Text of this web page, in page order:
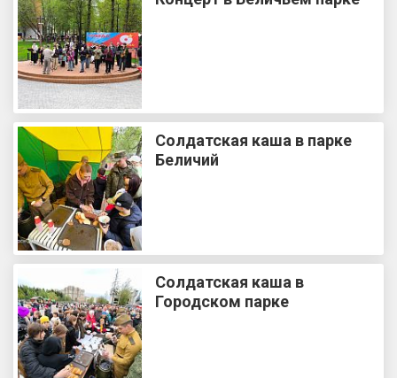
Солдатская каша в парке
Беличий
Солдатская каша в
Городском парке